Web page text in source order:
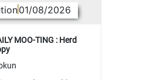
01/08/2026
MOO-TING : Herd